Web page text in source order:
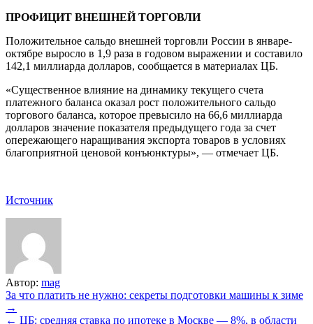
ПРОФИЦИТ ВНЕШНЕЙ ТОРГОВЛИ
Положительное сальдо внешней торговли России в январе-
октябре выросло в 1,9 раза в годовом выражении и составило
142,1 миллиарда долларов, сообщается в материалах ЦБ.
«Существенное влияние на динамику текущего счета
платежного баланса оказал рост положительного сальдо
торгового баланса, которое превысило на 66,6 миллиарда
долларов значение показателя предыдущего года за счет
опережающего наращивания экспорта товаров в условиях
благоприятной ценовой конъюнктуры», — отмечает ЦБ.
Источник
Автор: mag
Навигация
по
За что платить не нужно: секреты подготовки машины к зиме
→
← ЦБ: средняя ставка по ипотеке в Москве — 8%, в области